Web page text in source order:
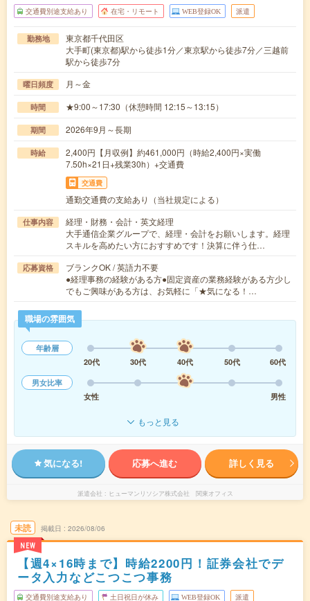
交通費別途支給あり 在宅・リモート WEB登録OK 派遣
勤務地
東京都千代田区
大手町(東京都)駅から徒歩1分／東京駅から徒歩7分／三越前
駅から徒歩7分
曜日頻度 月～金
時間 ★9:00～17:30（休憩時間 12:15～13:15）
期間 2026年9月～長期
時給
2,400円【月収例】約461,000円（時給2,400円×実働
7.50h×21日+残業30h）+交通費
交通費
通勤交通費の支給あり（当社規定による）
仕事内容
経理・財務・会計・英文経理
大手通信企業グループで、経理・会計をお願いします。経理
スキルを高めたい方におすすめです！決算に伴う仕…
応募資格
ブランクOK / 英語力不要
●経理事務の経験がある方●固定資産の業務経験がある方少し
でもご興味がある方は、お気軽に「★気になる！…
職場の雰囲気
年齢層
20代
30代 40代 50代
60代
男女比率
女性
男性
もっと見る
気になる! 応募へ進む 詳しく見る
派遣会社 ヒューマンリソシア株式会社 関東オフィス
未読
NEW
掲載日 2026/08/06
【週4×16時まで】時給2200円！証券会社でデ
ータ入力などこつこつ事務
交通費別途支給あり 土日祝日が休み WEB登録OK 派遣